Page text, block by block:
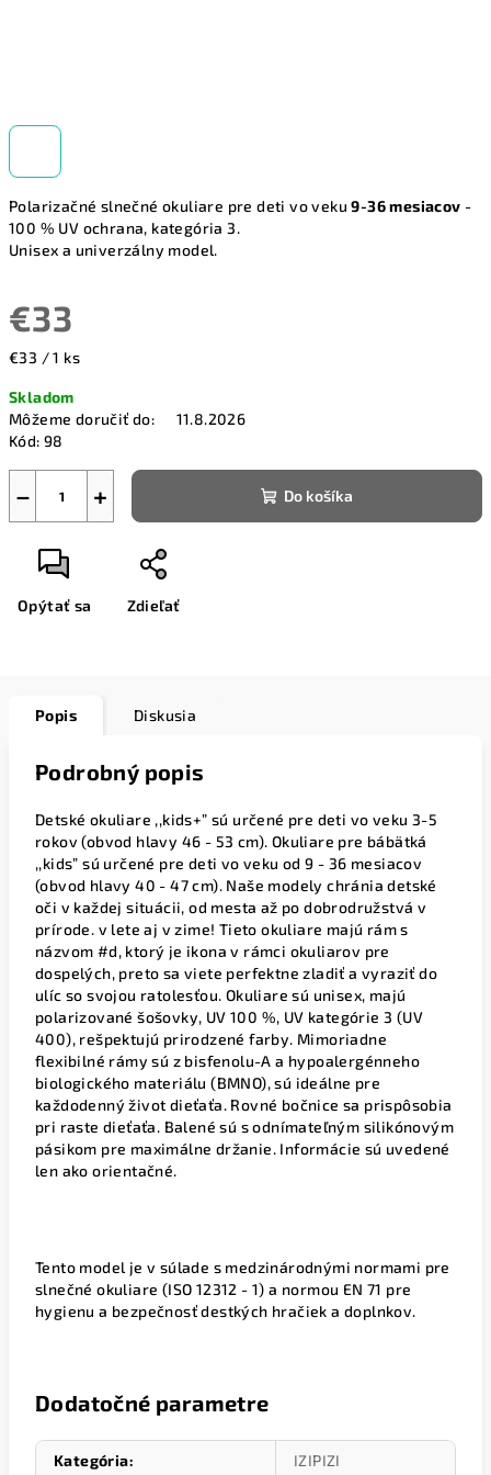
Polarizačné slnečné okuliare pre deti vo veku9-36 mesiacov -
100 % UV ochrana, kategória 3.
Unisex a univerzálny model.
€33
Jednotková
€33 / 1 ks
Skladom
Môžeme doručiť do:
11.8.2026
Kód: 98
+
− Do košíka
Opýtať sa Zdieľať
Popis Diskusia
Podrobný popis
Detské okuliare ,,kids+” sú určené pre deti vo veku 3-5
rokov (obvod hlavy 46 - 53 cm). Okuliare pre bábätká
,,kids” sú určené pre deti vo veku od 9 - 36 mesiacov
(obvod hlavy 40 - 47 cm). Naše modely chránia detské
oči v každej situácii, od mesta až po dobrodružstvá v
prírode. v lete aj v zime! Tieto okuliare majú rám s
názvom #d, ktorý je ikona v rámci okuliarov pre
dospelých, preto sa viete perfektne zladiť a vyraziť do
ulíc so svojou ratolesťou. Okuliare sú unisex, majú
polarizované šošovky, UV 100 %, UV kategórie 3 (UV
400), rešpektujú prirodzené farby. Mimoriadne
flexibilné rámy sú z bisfenolu-A a hypoalergénneho
biologického materiálu (BMNO), sú ideálne pre
každodenný život dieťaťa. Rovné bočnice sa prispôsobia
pri raste dieťaťa. Balené sú s odnímateľným silikónovým
pásikom pre maximálne držanie. Informácie sú uvedené
len ako orientačné.
Tento model je v súlade s medzinárodnými normami pre
slnečné okuliare (ISO 12312 - 1) a normou EN 71 pre
hygienu a bezpečnosť destkých hračiek a doplnkov.
Dodatočné parametre
Kategória: IZIPIZI